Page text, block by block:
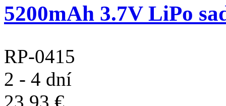
5200mAh 3.7V LiPo
RP-0415
2 - 4 dní
23,93 €